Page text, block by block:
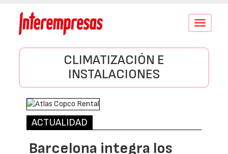
Conmutar
CLIMATIZACIÓN E
INSTALACIONES
ACTUALIDAD
Barcelona integra los